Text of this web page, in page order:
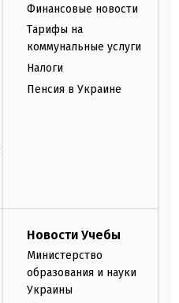
Финансовые новости
Тарифы на
коммунальные услуги
Налоги
Пенсия в Украине
Новости Учебы
Министерство
образования и науки
Украины